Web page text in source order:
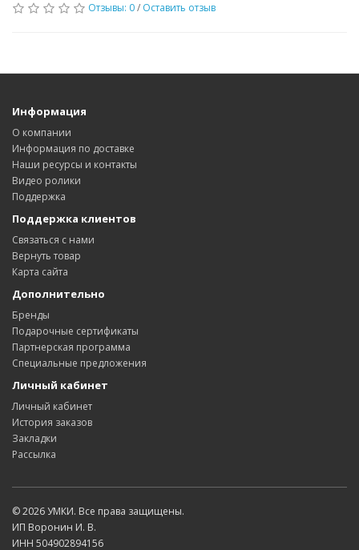
Отзывы: 0/ Оставить отзыв
Информация
О компании
Информация по доставке
Наши ресурсы и контакты
Видео ролики
Поддержка
Поддержка клиентов
Связаться с нами
Вернуть товар
Карта сайта
Дополнительно
Бренды
Подарочные сертификаты
Партнерская программа
Специальные предложения
Личный кабинет
Личный кабинет
История заказов
Закладки
Рассылка
© 2026 УМКИ. Все права защищены.
ИП Воронин И. В.
ИНН 504902894156